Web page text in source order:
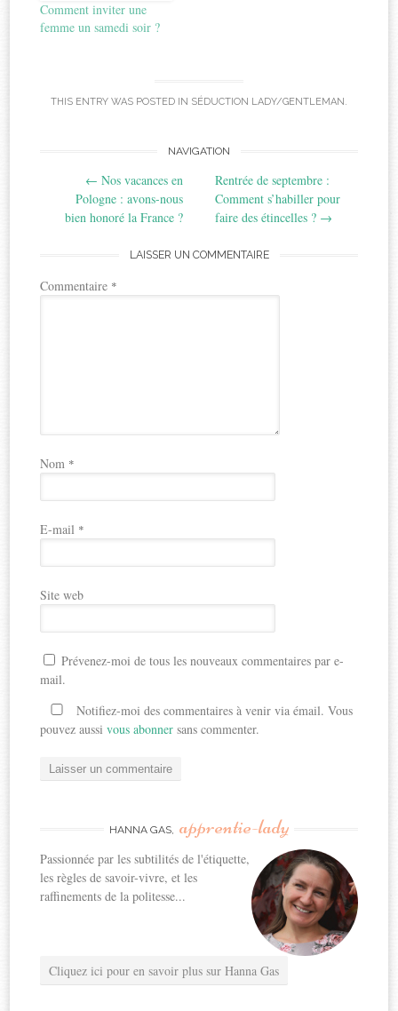
Comment inviter une
femme un samedi soir ?
THIS ENTRY WAS POSTED IN SÉDUCTION LADY/GENTLEMAN.
navigation
NAVIGATION
← Nos vacances en
Pologne : avons-nous
bien honoré la France ?
Rentrée de septembre :
Comment s’habiller pour
faire des étincelles ? →
LAISSER UN COMMENTAIRE
Commentaire *
Nom *
E-mail *
Site web
Prévenez-moi de tous les nouveaux commentaires par e-
mail.
Notifiez-moi des commentaires à venir via émail. Vous
pouvez aussivous abonner sans commenter.
HANNA GAS, apprentie-lady
Passionnée par les subtilités de l'étiquette,
les règles de savoir-vivre, et les
raffinements de la politesse...
Cliquez ici pour en savoir plus sur Hanna Gas